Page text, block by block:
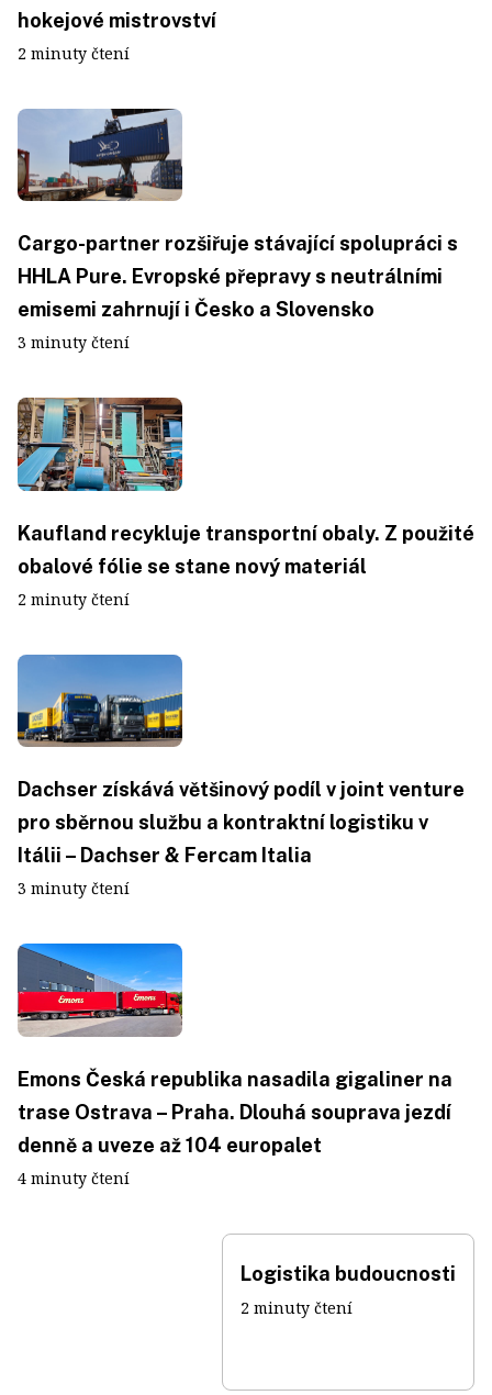
hokejové mistrovství
2 minuty čtení
Cargo-partner rozšiřuje stávající spolupráci s
HHLA Pure. Evropské přepravy s neutrálními
emisemi zahrnují i Česko a Slovensko
3 minuty čtení
Kaufland recykluje transportní obaly. Z použité
obalové fólie se stane nový materiál
2 minuty čtení
Dachser získává většinový podíl v joint venture
pro sběrnou službu a kontraktní logistiku v
Itálii – Dachser & Fercam Italia
3 minuty čtení
Emons Česká republika nasadila gigaliner na
trase Ostrava – Praha. Dlouhá souprava jezdí
denně a uveze až 104 europalet
4 minuty čtení
Logistika budoucnosti
2 minuty čtení